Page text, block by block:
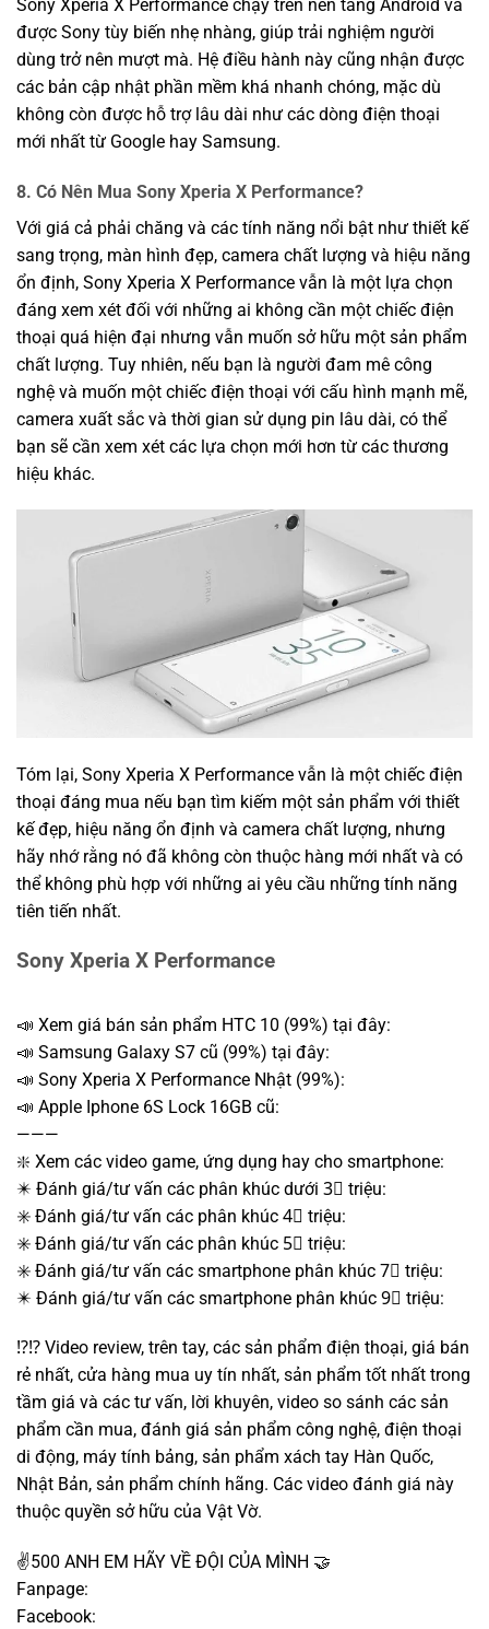
Sony Xperia X Performance chạy trên nền tảng Android và
được Sony tùy biến nhẹ nhàng, giúp trải nghiệm người
dùng trở nên mượt mà. Hệ điều hành này cũng nhận được
các bản cập nhật phần mềm khá nhanh chóng, mặc dù
không còn được hỗ trợ lâu dài như các dòng điện thoại
mới nhất từ Google hay Samsung.
8. Có Nên Mua Sony Xperia X Performance?
Với giá cả phải chăng và các tính năng nổi bật như thiết kế
sang trọng, màn hình đẹp, camera chất lượng và hiệu năng
ổn định, Sony Xperia X Performance vẫn là một lựa chọn
đáng xem xét đối với những ai không cần một chiếc điện
thoại quá hiện đại nhưng vẫn muốn sở hữu một sản phẩm
chất lượng. Tuy nhiên, nếu bạn là người đam mê công
nghệ và muốn một chiếc điện thoại với cấu hình mạnh mẽ,
camera xuất sắc và thời gian sử dụng pin lâu dài, có thể
bạn sẽ cần xem xét các lựa chọn mới hơn từ các thương
hiệu khác.
Tóm lại, Sony Xperia X Performance vẫn là một chiếc điện
thoại đáng mua nếu bạn tìm kiếm một sản phẩm với thiết
kế đẹp, hiệu năng ổn định và camera chất lượng, nhưng
hãy nhớ rằng nó đã không còn thuộc hàng mới nhất và có
thể không phù hợp với những ai yêu cầu những tính năng
tiên tiến nhất.
Sony Xperia X Performance
📣 Xem giá bán sản phẩm HTC 10 (99%) tại đây:
📣 Samsung Galaxy S7 cũ (99%) tại đây:
📣 Sony Xperia X Performance Nhật (99%):
📣 Apple Iphone 6S Lock 16GB cũ:
———
❇️ Xem các video game, ứng dụng hay cho smartphone:
✴️ Đánh giá/tư vấn các phân khúc dưới 3⃣️ triệu:
✳️ Đánh giá/tư vấn các phân khúc 4⃣️ triệu:
✳️ Đánh giá/tư vấn các phân khúc 5⃣️ triệu:
✳️ Đánh giá/tư vấn các smartphone phân khúc 7⃣️ triệu:
✴️ Đánh giá/tư vấn các smartphone phân khúc 9⃣️ triệu:
⁉️⁉️ Video review, trên tay, các sản phẩm điện thoại, giá bán
rẻ nhất, cửa hàng mua uy tín nhất, sản phẩm tốt nhất trong
tầm giá và các tư vấn, lời khuyên, video so sánh các sản
phẩm cần mua, đánh giá sản phẩm công nghệ, điện thoại
di động, máy tính bảng, sản phẩm xách tay Hàn Quốc,
Nhật Bản, sản phẩm chính hãng. Các video đánh giá này
thuộc quyền sở hữu của Vật Vờ.
✌️500 ANH EM HÃY VỀ ĐỘI CỦA MÌNH 🤝
Fanpage:
Facebook: